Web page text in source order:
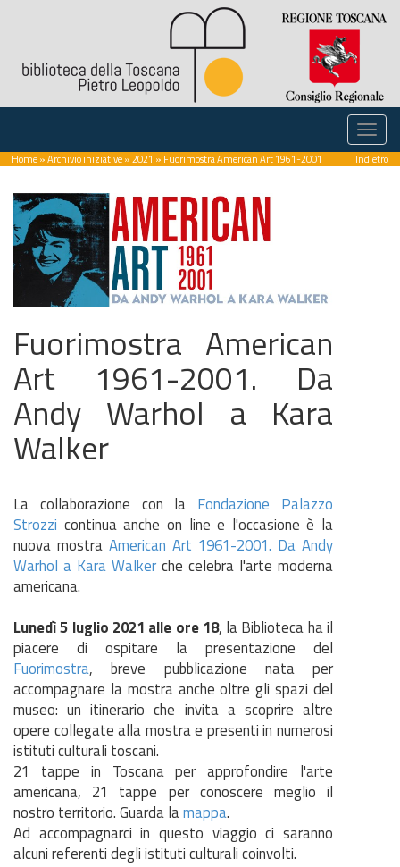
Home»Archivio iniziative»2021 » Fuorimostra American Art 1961-2001 Indietro
Fuorimostra American
Art 1961-2001. Da
Andy Warhol a Kara
Walker
La collaborazione con la Fondazione Palazzo
Strozzi continua anche on line e l'occasione è la
nuova mostra American Art 1961-2001. Da Andy
Warhol a Kara Walker che celebra l'arte moderna
americana.
Lunedì 5 luglio 2021 alle ore 18, la Biblioteca ha il
piacere di ospitare la presentazione del
Fuorimostra, breve pubblicazione nata per
accompagnare la mostra anche oltre gli spazi del
museo: un itinerario che invita a scoprire altre
opere collegate alla mostra e presenti in numerosi
istituti culturali toscani.
21 tappe in Toscana per approfondire l'arte
americana, 21 tappe per conoscere meglio il
nostro territorio. Guarda lamappa.
Ad accompagnarci in questo viaggio ci saranno
alcuni referenti degli istituti culturali coinvolti.